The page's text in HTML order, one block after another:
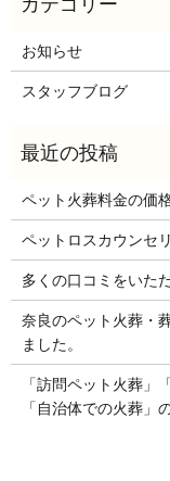
お知らせ
スタッフブログ
ペット火葬料金の価
ペットロスカウンセ
多くの口コミをいた
奈良のペット火葬・
ました。
「訪問ペット火葬」
「自治体での火葬」